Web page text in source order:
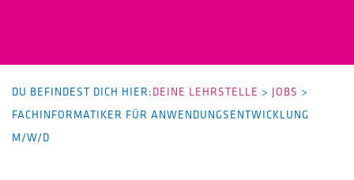
DU BEFINDEST DICH HIER:DEINE LEHRSTELLE > JOBS >
FACHINFORMATIKER FÜR ANWENDUNGSENTWICKLUNG
M/W/D